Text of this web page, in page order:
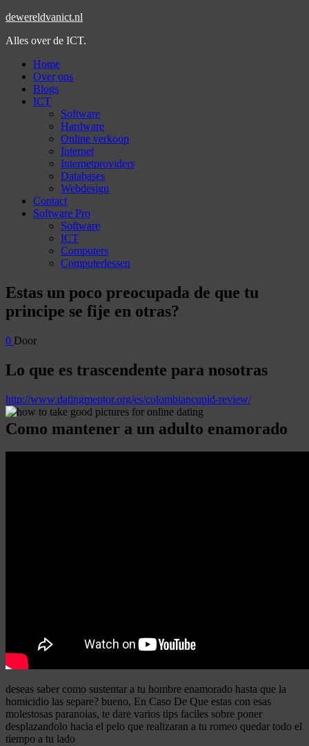
dewereldvanict.nl
Alles over de ICT.
Home
Over ons
Blogs
ICT
Software
Hardware
Online verkoop
Internet
Internetproviders
Databases
Webdesign
Contact
Software Pro
Software
ICT
Computers
Computerlessen
Estas un poco preocupada de que tu
principe se fije en otras?
0 Door
Lo que es trascendente para nosotras
http://www.datingmentor.org/es/colombiancupid-review/
Como mantener a un adulto enamorado
deseas saber como sustentar a tu hombre enamorado hasta que la
homicidio las separe? bueno, En Caso De Que estas con esas
molestosas paranoias, te dare varios tips faciles sobre poner
desplazandolo hacia el pelo que realizaran a tu romeo quedar todo el
tiempo a tu lado